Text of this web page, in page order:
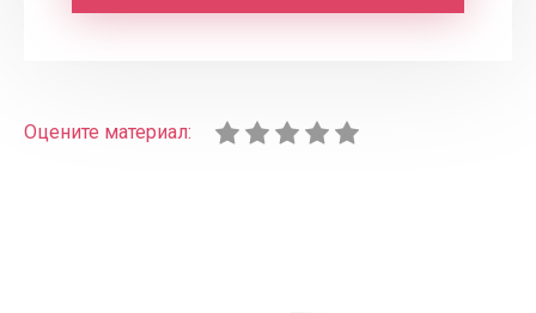
Оцените материал: